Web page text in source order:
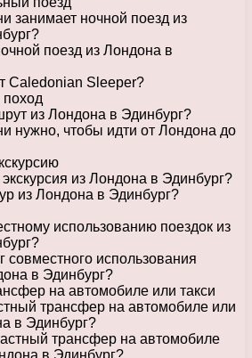
занимает ночной поезд из
поезд из Лондона в
Caledonian Sleeper?
поход
из Лондона в Эдинбург?
нужно, чтобы идти от Лондона до
из Лондона в Эдинбург?
из Лондона в Эдинбург?
использованию поездок из
совместного использования
в Эдинбург?
на автомобиле или такси
трансфер на автомобиле или
в Эдинбург?
трансфер на автомобиле
в Эдинбург?